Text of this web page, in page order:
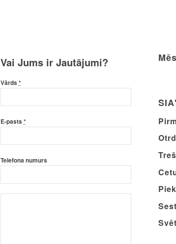
Vai Jums ir Jautājumi?
Vārds *
E-pasts *
Telefona numurs